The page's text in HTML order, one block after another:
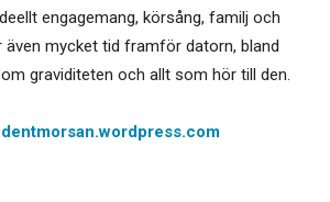
engagemang, körsång, familj och
även mycket tid framför datorn, bland
graviditeten och allt som hör till den.